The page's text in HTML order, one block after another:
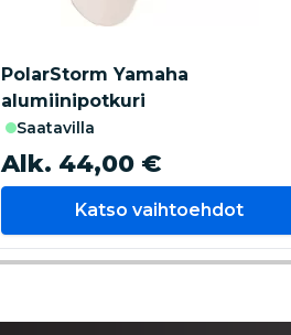
PolarStorm Yamaha
alumiinipotkuri
saatavilla
Alk. 44,00 €
Katso vaihtoehdot